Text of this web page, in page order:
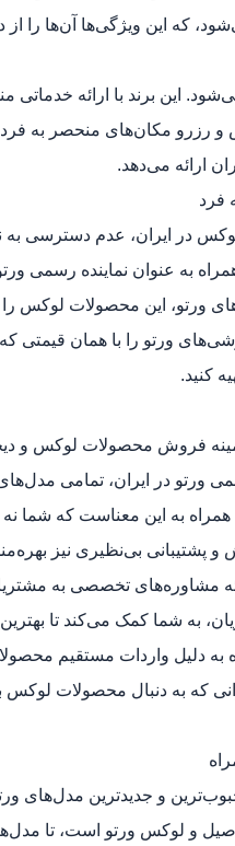
که این ویژگی‌ها آن‌ها را از
این برند با ارائه
ارائه می‌دهد.
فرد
در ایران، عدم دسترسی
به عنوان نماینده رسمی
ورتو، این محصولات لوکس را
ورتو را با همان قیمتی
کنید.
فروش محصولات لوکس و
ورتو در ایران، تمامی
به این معناست که شما
پشتیبانی بی‌نظیری نیز
مشاوره‌های تخصصی به
به شما کمک می‌کند تا
دلیل واردات مستقیم
که به دنبال محصولات لوکس
و جدیدترین مدل‌های
و لوکس ورتو است، تا